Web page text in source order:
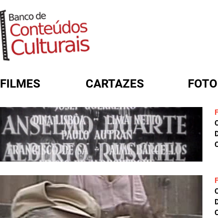
FILMES CARTAZES
FORMULÁRIO DE BUSCA